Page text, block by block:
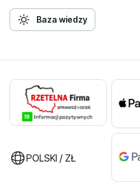
Baza wiedzy
POLSKI / ZŁ